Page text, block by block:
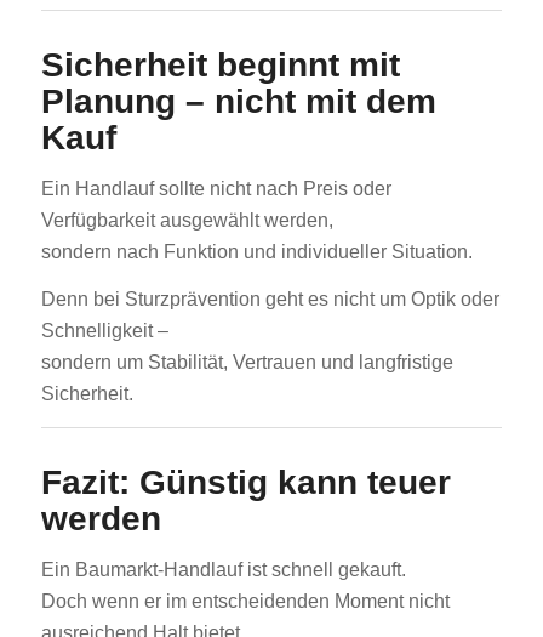
Sicherheit beginnt mit
Planung – nicht mit dem
Kauf
Ein Handlauf sollte nicht nach Preis oder
Verfügbarkeit ausgewählt werden,
sondern nach Funktion und individueller Situation.
Denn bei Sturzprävention geht es nicht um Optik oder
Schnelligkeit –
sondern um Stabilität, Vertrauen und langfristige
Sicherheit.
Fazit: Günstig kann teuer
werden
Ein Baumarkt-Handlauf ist schnell gekauft.
Doch wenn er im entscheidenden Moment nicht
ausreichend Halt bietet,